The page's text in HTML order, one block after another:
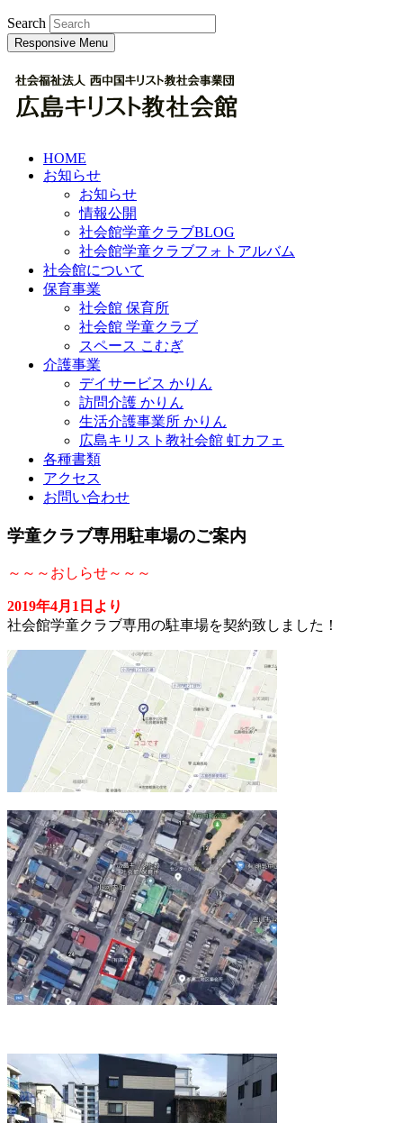
Search
Responsive Menu
HOME
お知らせ
お知らせ
情報公開
社会館学童クラブBLOG
社会館学童クラブフォトアルバム
社会館について
保育事業
社会館 保育所
社会館 学童クラブ
スペース こむぎ
介護事業
デイサービス かりん
訪問介護 かりん
生活介護事業所 かりん
広島キリスト教社会館 虹カフェ
各種書類
アクセス
お問い合わせ
学童クラブ専用駐車場のご案内
～～～おしらせ～～～
2019年4月1日より
社会館学童クラブ専用の駐車場を契約致しました！